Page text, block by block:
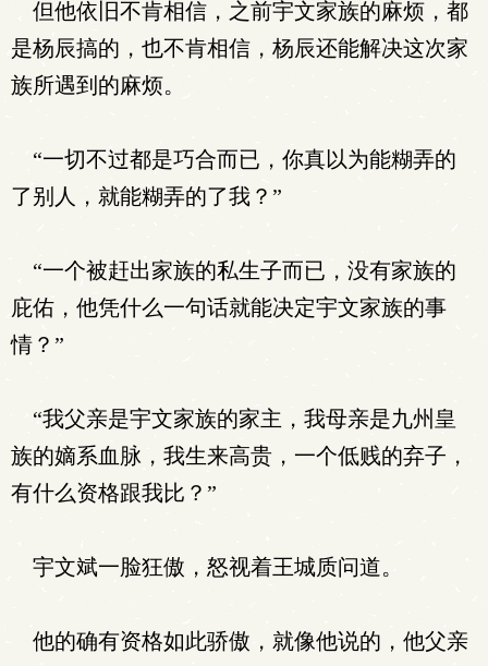
但他依旧不肯相信，之前宇文家族的麻烦，都
是杨辰搞的，也不肯相信，杨辰还能解决这次家
族所遇到的麻烦。
“一切不过都是巧合而已，你真以为能糊弄的
了别人，就能糊弄的了我？”
“一个被赶出家族的私生子而已，没有家族的
庇佑，他凭什么一句话就能决定宇文家族的事
情？”
“我父亲是宇文家族的家主，我母亲是九州皇
族的嫡系血脉，我生来高贵，一个低贱的弃子，
有什么资格跟我比？”
宇文斌一脸狂傲，怒视着王城质问道。
他的确有资格如此骄傲，就像他说的，他父亲